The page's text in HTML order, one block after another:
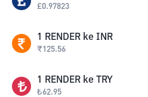
£0.97823
1 RENDER ke INR
₹125.56
1 RENDER ke TRY
₺62.95